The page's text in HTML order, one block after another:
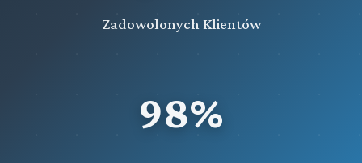
Zadowolonych Klientów
98%